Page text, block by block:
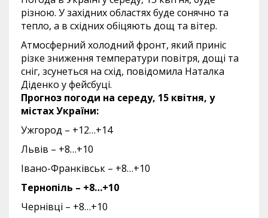
різною. У західних областях буде сонячно та
тепло, а в східних обіцяють дощ та вітер.
Атмосферний холодний фронт, який приніс
різке зниження температури повітря, дощі та
сніг, зсунеться на схід, повідомила Наталка
Діденко у фейсбуці.
Прогноз погоди на середу, 15 квітня, у
містах України:
Ужгород – +12…+14
Львів – +8…+10
Івано-Франківськ – +8…+10
Тернопіль – +8…+10
Чернівці – +8…+10